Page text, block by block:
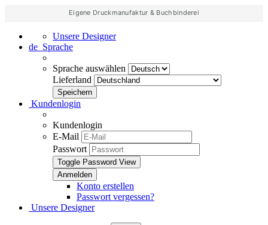
Eigene Druckmanufaktur & Buchbinderei
Unsere Designer
de Sprache
Sprache auswählen
Lieferland
Kundenlogin
Kundenlogin
E-Mail
Passwort
Toggle Password View
Konto erstellen
Passwort vergessen?
Unsere Designer